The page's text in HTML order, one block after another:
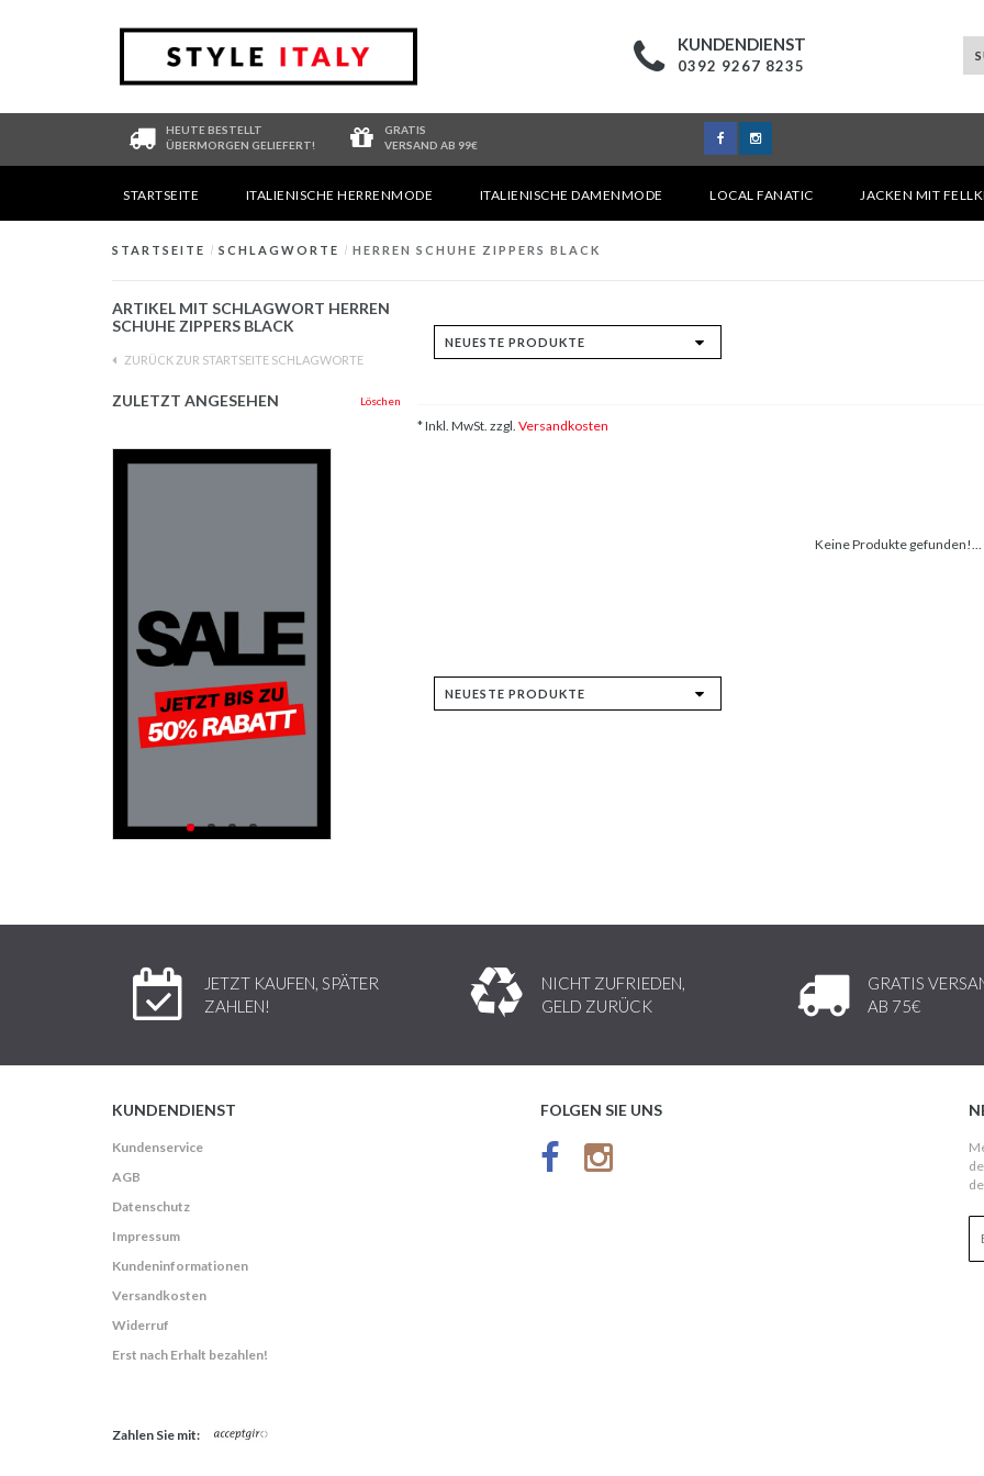
KUNDENDIENST
0392 9267 8235
HEUTE BESTELLT
ÜBERMORGEN GELIEFERT!
GRATIS
VERSAND AB 99€
STARTSEITE ITALIENISCHE HERRENMODE ITALIENISCHE DAMENMODE LOCAL FANATIC JACKEN MIT
STARTSEITE / SCHLAGWORTE / HERREN SCHUHE ZIPPERS BLACK
ARTIKEL MIT SCHLAGWORT HERREN
SCHUHE ZIPPERS BLACK
ZURÜCK ZUR STARTSEITE SCHLAGWORTE
ZULETZT ANGESEHEN Löschen
* Inkl. MwSt. zzgl. Versandkosten
Keine Produkte gefunden!...
JETZT KAUFEN, SPÄTER
ZAHLEN!
NICHT ZUFRIEDEN,
GELD ZURÜCK
GRATIS
AB 75€
KUNDENDIENST
Kundenservice
AGB
Datenschutz
Impressum
Kundeninformationen
Versandkosten
Widerruf
Erst nach Erhalt bezahlen!
FOLGEN SIE UNS
Zahlen Sie mit: